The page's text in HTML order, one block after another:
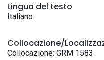
Lingua del testo
Italiano
Collocazione/
Collocazione: GRM 1583